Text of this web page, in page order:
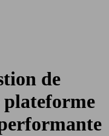
de
plateforme